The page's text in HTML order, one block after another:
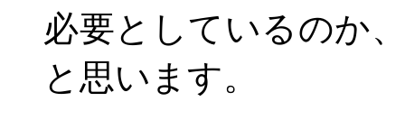
必要としているのか
と思います。